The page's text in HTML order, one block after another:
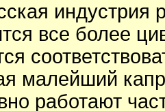
индустрия
все более
малейший
работают